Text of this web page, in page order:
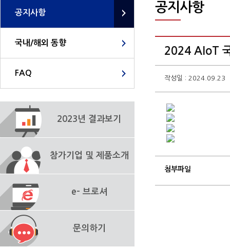
공지사항
국내/해외 동향
FAQ
2023년 결과보기
참가기업 및 제품소개
e- 브로셔
문의하기
공지사항
2024 AIoT
작성일 : 2024.09.23
첨부파일